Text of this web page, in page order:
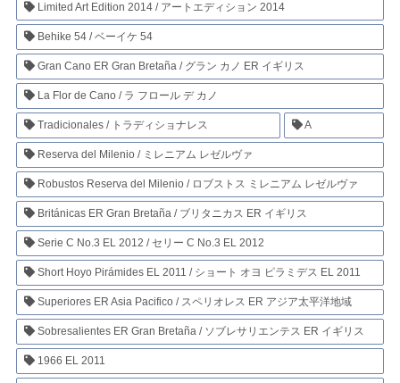
Limited Art Edition 2014 / アートエディション 2014
Behike 54 / ベーイケ 54
Gran Cano ER Gran Bretaña / グラン カノ ER イギリス
La Flor de Cano / ラ フロール デ カノ
Tradicionales / トラディショナレス A
Reserva del Milenio / ミレニアム レゼルヴァ
Robustos Reserva del Milenio / ロブストス ミレニアム レゼルヴァ
Británicas ER Gran Bretaña / ブリタニカス ER イギリス
Serie C No.3 EL 2012 / セリー C No.3 EL 2012
Short Hoyo Pirámides EL 2011 / ショート オヨ ピラミデス EL 2011
Superiores ER Asia Pacifico / スペリオレス ER アジア太平洋地域
Sobresalientes ER Gran Bretaña / ソブレサリエンテス ER イギリス
1966 EL 2011